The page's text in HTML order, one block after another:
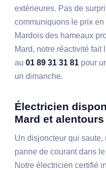
extérieures. Pas de
communiquons le prix
Mardois des hameaux
Mard, notre réactivité fait
au01 89 31 31 81 pour
un dimanche.
Électricien
Mard et alentours
Un disjoncteur qui
panne de courant dans
Notre électricien certifié